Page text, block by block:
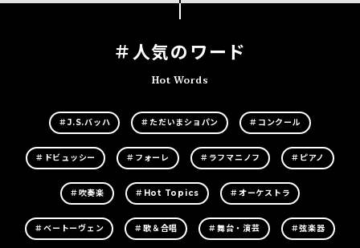
＃人気のワード
Hot Words
＃J.S.バッハ ＃ただいまショパン ＃コンクール
＃ドビュッシー ＃フォーレ ＃ラフマニノフ ＃ピアノ
＃吹奏楽 ＃Hot Topics ＃オーケストラ
＃ベートーヴェン ＃歌＆合唱 ＃舞台・演芸 ＃弦楽器